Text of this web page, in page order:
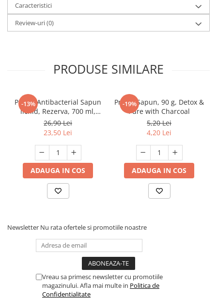
Caracteristici
Review-uri(0)
PRODUSE SIMILARE
-13%
Protex Antibacterial Sapun
lichid, Rezerva, 700 ml,
Fresh
26,90 Lei
23,50 Lei
ADAUGA IN COS
-19%
Protex Sapun, 90 g, Detox &
Pure with Charcoal
5,20 Lei
4,20 Lei
ADAUGA IN COS
Newsletter Nu rata ofertele si promotiile noastre
Vreau sa primesc newsletter cu promotiile
magazinului. Afla mai multe in Politica de
Confidentialitate